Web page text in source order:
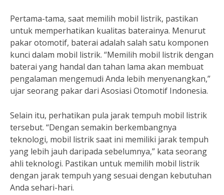
Pertama-tama, saat memilih mobil listrik, pastikan
untuk memperhatikan kualitas baterainya. Menurut
pakar otomotif, baterai adalah salah satu komponen
kunci dalam mobil listrik. “Memilih mobil listrik dengan
baterai yang handal dan tahan lama akan membuat
pengalaman mengemudi Anda lebih menyenangkan,”
ujar seorang pakar dari Asosiasi Otomotif Indonesia.
Selain itu, perhatikan pula jarak tempuh mobil listrik
tersebut. “Dengan semakin berkembangnya
teknologi, mobil listrik saat ini memiliki jarak tempuh
yang lebih jauh daripada sebelumnya,” kata seorang
ahli teknologi. Pastikan untuk memilih mobil listrik
dengan jarak tempuh yang sesuai dengan kebutuhan
Anda sehari-hari.